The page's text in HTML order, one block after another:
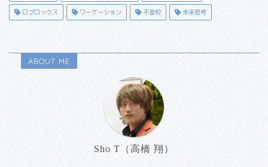
ロブロックス ワーケーション 不登校 未来思考
ABOUT ME
Sho T（高橋 翔）